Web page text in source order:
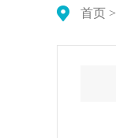
首页 >